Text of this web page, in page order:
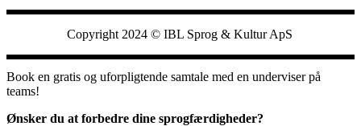
Copyright 2024 © IBL Sprog & Kultur ApS
Book en gratis og uforpligtende samtale med en underviser på
teams!
Ønsker du at forbedre dine sprogfærdigheder?